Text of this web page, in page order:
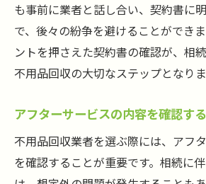
も事前に業者と話し合い、契約書に
で、後々の紛争を避けることができ
ントを押さえた契約書の確認が、相
不用品回収の大切なステップとなりま
アフターサービスの内容を確認する
不用品回収業者を選ぶ際には、アフ
を確認することが重要です。相続に